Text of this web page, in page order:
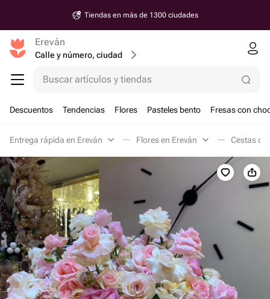
Tiendas en más de 1300 ciudades
Ereván
Calle y número, ciudad
Buscar artículos y tiendas
Descuentos Tendencias Flores Pasteles bento Fresas con
Entrega rápida en Ereván Flores en Ereván Cestas de